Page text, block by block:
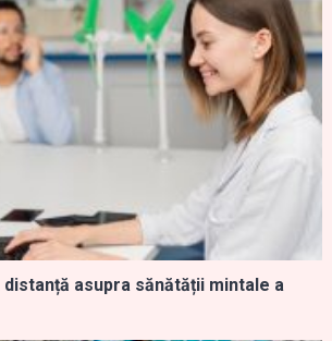
asupra sănătății mintale a